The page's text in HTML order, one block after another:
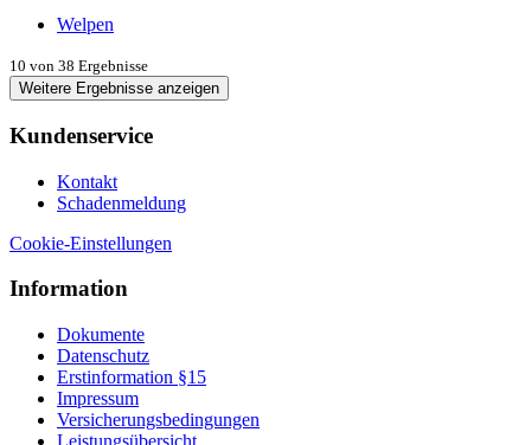
Welpen
10 von 38 Ergebnisse
Weitere Ergebnisse anzeigen
Kundenservice
Kontakt
Schadenmeldung
Cookie-Einstellungen
Information
Dokumente
Datenschutz
Erstinformation §15
Impressum
Versicherungsbedingungen